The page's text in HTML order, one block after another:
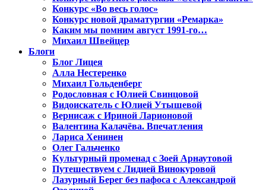
Конкурс «Во весь голос»
Конкурс новой драматургии «Ремарка»
Каким мы помним август 1991-го…
Михаил Швейцер
Блоги
Блог Лицея
Алла Нестеренко
Михаил Гольденберг
Родословная с Юлией Свинцовой
Видоискатель с Юлией Утышевой
Вернисаж с Ириной Ларионовой
Валентина Калачёва. Впечатления
Лариса Хенинен
Олег Гальченко
Культурный променад с Зоей Арнаутовой
Путешествуем с Лидией Винокуровой
Лазурный Берег без пафоса с Александрой